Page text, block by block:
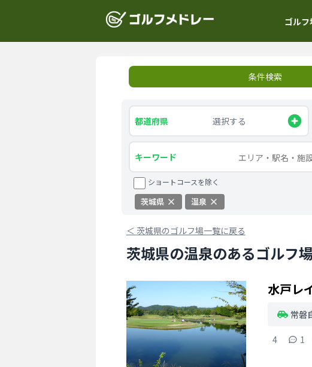
ゴル
条件検索
都道府県 選択する
キーワード
ショートコースを除く
茨城県 温泉
＜ 茨城県のゴルフ場一覧に戻る
茨城県の温泉のあるゴルフ
水戸レ
常磐
4 1